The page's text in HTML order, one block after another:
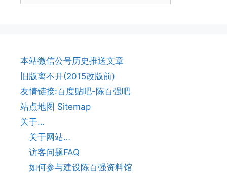
本站微信公号历史推送文章
旧版离不开(2015改版前)
友情链接:百度贴吧-陈百强吧
站点地图 Sitemap
关于…
关于网站…
访客问题FAQ
如何参与建设陈百强资料馆